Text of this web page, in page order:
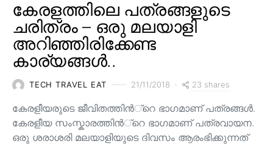
കേരളത്തിലെ പത്രങ്ങളുടെ
ചരിത്രം – ഒരു മലയാളി
അറിഞ്ഞിരിക്കേണ്ട
കാര്യങ്ങൾ..
TECH TRAVEL EAT 21/11/2018 23 shares
കേരളീയരുടെ ജീവിതത്തിന്‍്റെ ഭാഗമാണ് പത്രങ്ങള്‍.
കേരളീയ സംസ്കാരത്തിന്‍്റെ ഭാഗമാണ് പത്രവായന.
ഒരു ശരാശരി മലയാളിയുടെ ദിവസം ആരംഭിക്കുന്നത്